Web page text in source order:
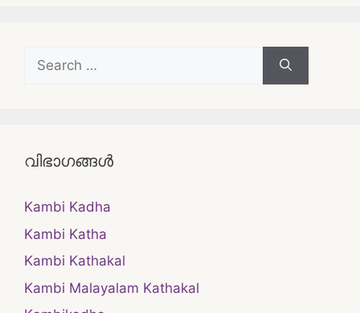
Search
for:
വിഭാഗങ്ങൾ
Kambi Kadha
Kambi Katha
Kambi Kathakal
Kambi Malayalam Kathakal